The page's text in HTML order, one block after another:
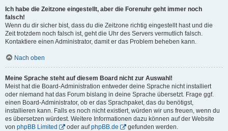
Ich habe die Zeitzone eingestellt, aber die Forenuhr geht immer noch
falsch!
Wenn du dir sicher bist, dass du die Zeitzone richtig eingestellt hast und die
Zeit trotzdem noch falsch ist, geht die Uhr des Servers vermutlich falsch.
Kontaktiere einen Administrator, damit er das Problem beheben kann.
Nach oben
Meine Sprache steht auf diesem Board nicht zur Auswahl!
Meist hat die Board-Administration entweder deine Sprache nicht installiert
oder niemand hat das Forum bislang in deine Sprache übersetzt. Frage ggf.
einen Board-Administrator, ob er das Sprachpaket, das du benötigst,
installieren kann. Falls es noch nicht existiert, würden wir uns freuen, wenn du
es übersetzen würdest. Weitere Informationen dazu können auf der Website
von phpBB Limited oder aufphpBB.de gefunden werden.